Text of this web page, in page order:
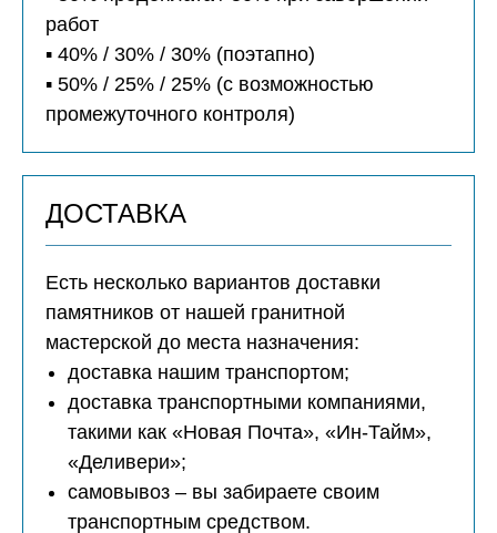
работ
▪️ 40% / 30% / 30% (поэтапно)
▪️ 50% / 25% / 25% (с возможностью
промежуточного контроля)
ДОСТАВКА
Есть несколько вариантов доставки
памятников от нашей гранитной
мастерской до места назначения:
доставка нашим транспортом;
доставка транспортными компаниями,
такими как «Новая Почта», «Ин-Тайм»,
«Деливери»;
самовывоз – вы забираете своим
транспортным средством.